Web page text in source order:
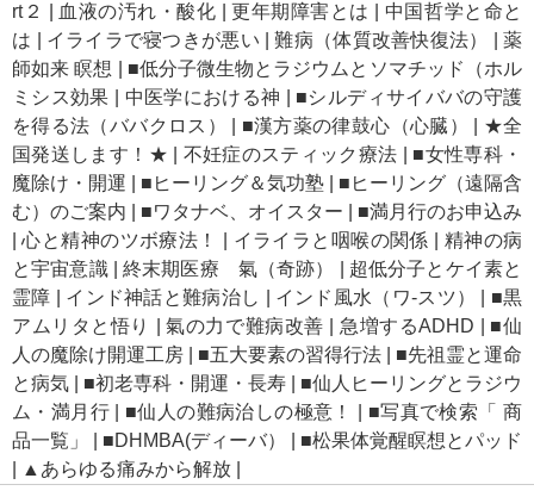
rt２
血液の汚れ・酸化 |更年期障害とは
中国哲学と命と
は
イライラで寝つきが悪い |難病（体質改善快復法） |薬
師如来 瞑想
■低分子微生物とラジウムとソマチッド（ホル
ミシス効果
中医学における神
■シルディサイババの守護
を得る法（ババクロス）
■漢方薬の律鼓心（心臓）
★全
国発送します！★
不妊症のスティック療法
■女性専科・
魔除け・開運
■ヒーリング＆気功塾
■ヒーリング（遠隔含
む）のご案内
■ワタナベ、オイスター
■満月行のお申込み
|心と精神のツボ療法！ イライラと咽喉の関係
精神の病
と宇宙意識|終末期医療 氣（奇跡）
超低分子とケイ素と
霊障
インド神話と難病治し インド風水（ワ-スツ）
■黒
アムリタと悟り
|氣の力で難病改善 急増するADHD
■仙
人の魔除け開運工房
■五大要素の習得行法
■先祖霊と運命
と病気
■初老専科・開運・長寿
■仙人ヒーリングとラジウ
ム・満月行
■仙人の難病治しの極意！
■写真で検索「 商
品一覧」
■DHMBA(ディーバ）
■松果体覚醒瞑想とパッド
▲あらゆる痛みから解放